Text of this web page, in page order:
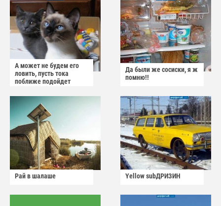
А может не будем его
ловить, пусть тока
поближе подойдет
Да были же сосиски, я ж
помню!!
Рай в шалаше Yellow subДРИЗИН